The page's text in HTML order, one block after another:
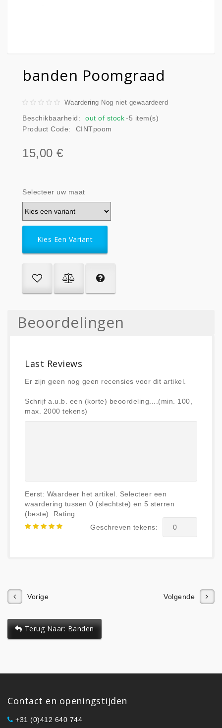
banden Poomgraad
Waardering Nog niet gewaardeerd
Beschikbaarheid: out of stock-5 item(s)
Product Code:
CINTpoom
15,00 €
Selecteer uw maat
Kies Een Variant
Beoordelingen
Last Reviews
Er zijn geen nog geen recensies voor dit artikel.
Schrijf a.u.b. een (korte) beoordeling....(min. 100,
max. 2000 tekens)
Eerst: Waardeer het artikel. Selecteer een
waardering tussen 0 (slechtste) en 5 sterren
(beste). Rating:
Geschreven tekens:
Volgende
Vorige
Terug Naar: Banden
Contact en openingstijden
+31 (0)412 640 744